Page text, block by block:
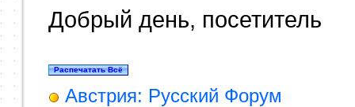
Добрый день, посетитель
Австрия: Русский Форум